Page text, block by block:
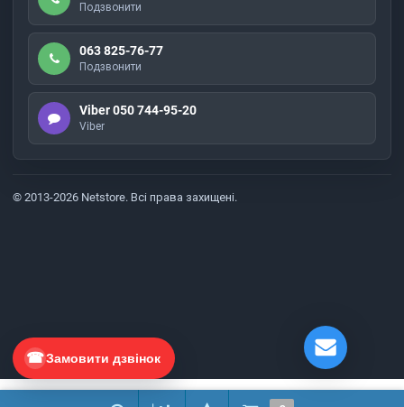
Подзвонити
063 825-76-77
Подзвонити
Viber 050 744-95-20
Viber
© 2013-2026 Netstore. Всі права захищені.
Замовити дзвінок